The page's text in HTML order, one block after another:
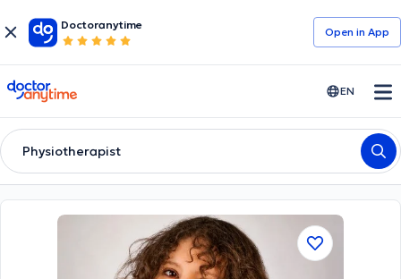
Doctoranytime
Open in Αpp
doctoranytime EN
Physiotherapist